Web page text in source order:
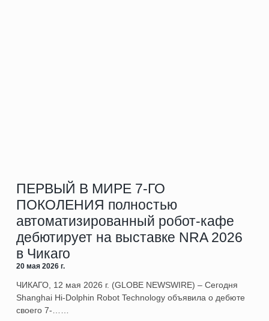
ПЕРВЫЙ В МИРЕ 7-ГО
ПОКОЛЕНИЯ полностью
автоматизированный робот-кафе
дебютирует на выставке NRA 2026
в Чикаго
20 мая 2026 г.
ЧИКАГО, 12 мая 2026 г. (GLOBE NEWSWIRE) – Сегодня
Shanghai Hi-Dolphin Robot Technology объявила о дебюте
своего 7‑……